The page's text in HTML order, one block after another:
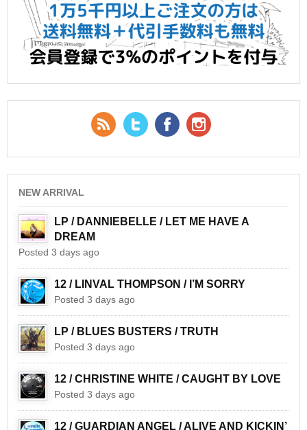
RSS Feed
Twitter Facebook
NEW ARRIVAL
LP / DANNIEBELLE / LET ME HAVE A
DREAM
Posted 3 days ago
12 / LINVAL THOMPSON / I’M SORRY
Posted 3 days ago
LP / BLUES BUSTERS / TRUTH
Posted 3 days ago
12 / CHRISTINE WHITE / CAUGHT BY LOVE
Posted 3 days ago
12 / GUARDIAN ANGEL / ALIVE AND KICKIN’